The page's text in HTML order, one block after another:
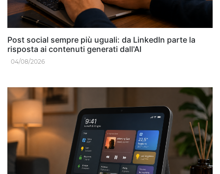
Post social sempre più uguali: da LinkedIn parte la
risposta ai contenuti generati dall'AI
04/08/2026